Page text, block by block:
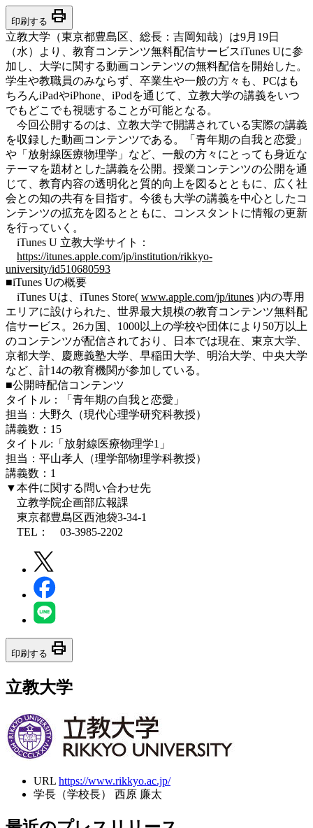
印刷する print
立教大学（東京都豊島区、総長：吉岡知哉）は9月19日
（水）より、教育コンテンツ無料配信サービスiTunes Uに参
加し、大学に関する動画コンテンツの無料配信を開始した。
学生や教職員のみならず、卒業生や一般の方々も、PCはも
ちろんiPadやiPhone、iPodを通じて、立教大学の講義をいつ
でもどこでも視聴することが可能となる。
今回公開するのは、立教大学で開講されている実際の講義
を収録した動画コンテンツである。「青年期の自我と恋愛」
や「放射線医療物理学」など、一般の方々にとっても身近な
テーマを題材とした講義を公開。授業コンテンツの公開を通
じて、教育内容の透明化と質的向上を図るとともに、広く社
会との知の共有を目指す。今後も大学の講義を中心としたコ
ンテンツの拡充を図るとともに、コンスタントに情報の更新
を行っていく。
iTunes U 立教大学サイト：
https://itunes.apple.com/jp/institution/rikkyo-
university/id510680593
■iTunes Uの概要
iTunes Uは、iTunes Store( www.apple.com/jp/itunes )内の専用
エリアに設けられた、世界最大規模の教育コンテンツ無料配
信サービス。26カ国、1000以上の学校や団体により50万以上
のコンテンツが配信されており、日本では現在、東京大学、
京都大学、慶應義塾大学、早稲田大学、明治大学、中央大学
など、計14の教育機関が参加している。
■公開時配信コンテンツ
タイトル：「青年期の自我と恋愛」
担当：大野久（現代心理学研究科教授）
講義数：15
タイトル:「放射線医療物理学1」
担当：平山孝人（理学部物理学科教授）
講義数：1
▼本件に関する問い合わせ先
立教学院企画部広報課
東京都豊島区西池袋3-34-1
TEL： 03-3985-2202
印刷する print
立教大学
URL https://www.rikkyo.ac.jp/
学長（学校長）
西原 廉太